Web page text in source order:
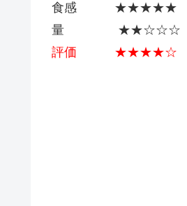
食感 ★★★★★
量 ★★☆☆☆
評価 ★★★★☆